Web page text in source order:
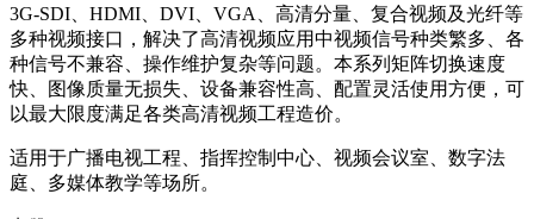
3G-SDI、HDMI、DVI、VGA、高清分量、复合视频及光纤等
多种视频接口，解决了高清视频应用中视频信号种类繁多、各
种信号不兼容、操作维护复杂等问题。本系列矩阵切换速度
快、图像质量无损失、设备兼容性高、配置灵活使用方便，可
以最大限度满足各类高清视频工程造价。
适用于广播电视工程、指挥控制中心、视频会议室、数字法
庭、多媒体教学等场所。